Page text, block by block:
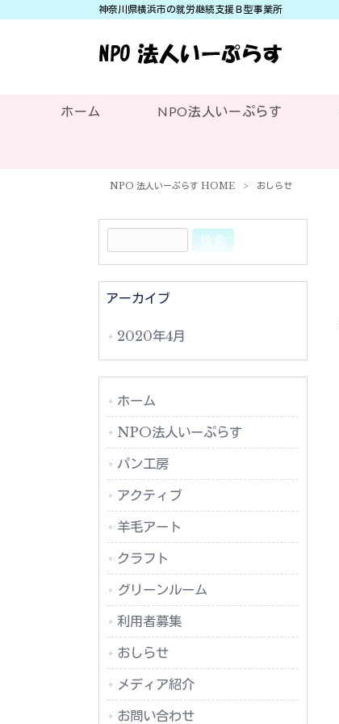
神奈川県横浜市の就労継続支援Ｂ型事業所
ホーム NPO法人いーぷらす
NPO 法人いーぷらす HOME > おしらせ
アーカイブ
2020年4月
ホーム
NPO法人いーぷらす
パン工房
アクティブ
羊毛アート
クラフト
グリーンルーム
利用者募集
おしらせ
メディア紹介
お問い合わせ